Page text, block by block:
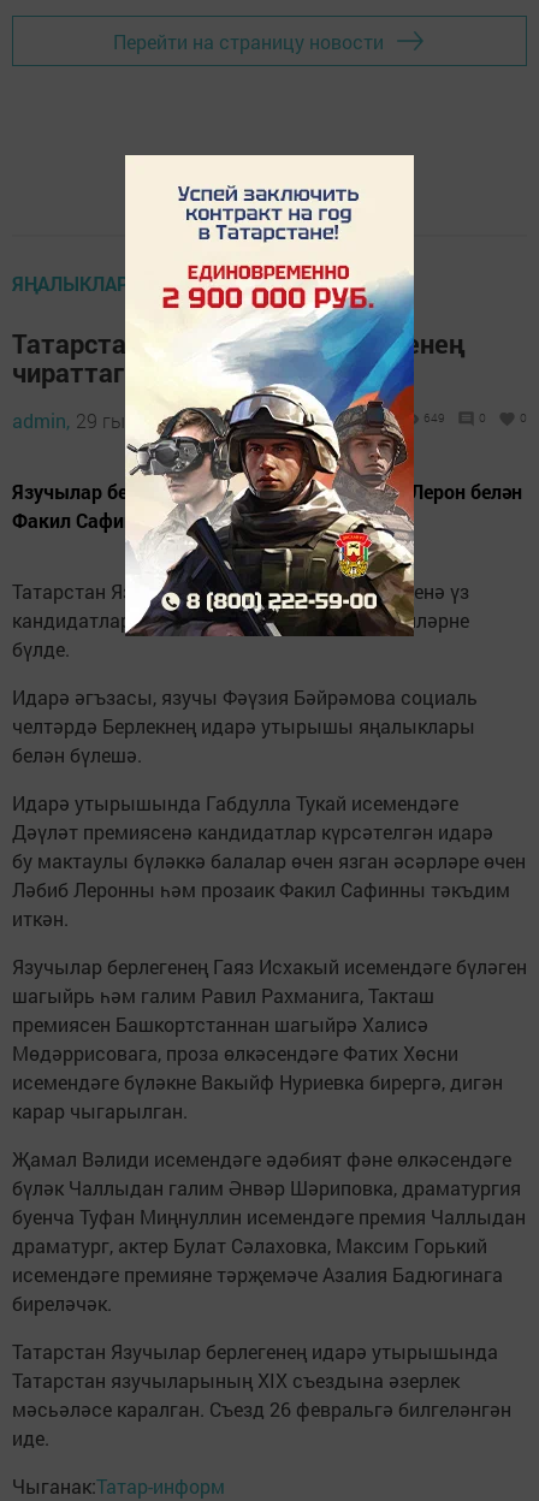
Перейти на страницу новости
ЯҢАЛЫКЛАР ТАСМАСЫ
Татарстан Язучылар берлеге үзенең
чираттагы съездына әзерләнә
admin, 29 гыйнвар 2021 - 09:35 649 0 0
Язучылар берлеге Тукай премиясенә Ләбиб Лерон белән
Факил Сафинны тәкъдим иткән
Татарстан Язучылар берлеге Тукай премиясенә үз
кандидатларын күрсәтте һәм әдәби премияләрне
бүлде.
Идарә әгъзасы, язучы Фәүзия Бәйрәмова социаль
челтәрдә Берлекнең идарә утырышы яңалыклары
белән бүлешә.
Идарә утырышында Габдулла Тукай исемендәге
Дәүләт премиясенә кандидатлар күрсәтелгән идарә
бу мактаулы бүләккә балалар өчен язган әсәрләре өчен
Ләбиб Леронны һәм прозаик Факил Сафинны тәкъдим
иткән.
Язучылар берлегенең Гаяз Исхакый исемендәге бүләген
шагыйрь һәм галим Равил Рахманига, Такташ
премиясен Башкортстаннан шагыйрә Халисә
Мөдәррисовага, проза өлкәсендәге Фатих Хөсни
исемендәге бүләкне Вакыйф Нуриевка бирергә, дигән
карар чыгарылган.
Җамал Вәлиди исемендәге әдәбият фәне өлкәсендәге
бүләк Чаллыдан галим Әнвәр Шәриповка, драматургия
буенча Туфан Миңнуллин исемендәге премия Чаллыдан
драматург, актер Булат Сәлаховка, Максим Горький
исемендәге премияне тәрҗемәче Азалия Бадюгинага
биреләчәк.
Татарстан Язучылар берлегенең идарә утырышында
Татарстан язучыларының XIX съездына әзерлек
мәсьәләсе каралган. Съезд 26 февральгә билгеләнгән
иде.
Чыганак:Татар-информ